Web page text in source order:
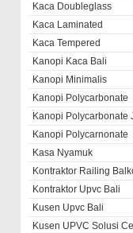
Kaca Doubleglass
Kaca Laminated
Kaca Tempered
Kanopi Kaca Bali
Kanopi Minimalis
Kanopi Polycarbonate
Kanopi Polycarbonate
Kanopi Polycarnonate
Kasa Nyamuk
Kontraktor Railing
Kontraktor Upvc Bali
Kusen Upvc Bali
Kusen UPVC Solusi